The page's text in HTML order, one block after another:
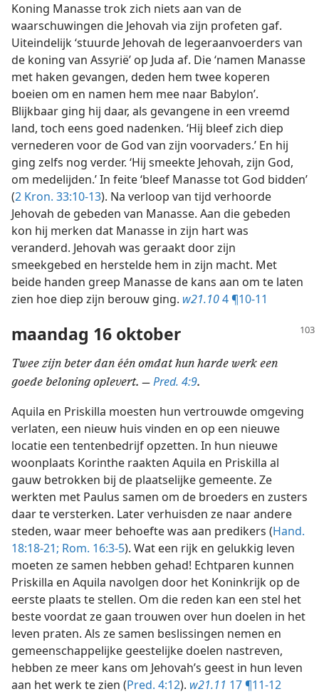
Koning Manasse trok zich niets aan van de
waarschuwingen die Jehovah via zijn profeten gaf.
Uiteindelijk ‘stuurde Jehovah de legeraanvoerders van
de koning van Assyrië’ op Juda af. Die ‘namen Manasse
met haken gevangen, deden hem twee koperen
boeien om en namen hem mee naar Babylon’.
Blijkbaar ging hij daar, als gevangene in een vreemd
land, toch eens goed nadenken. ‘Hij bleef zich diep
vernederen voor de God van zijn voorvaders.’ En hij
ging zelfs nog verder. ‘Hij smeekte Jehovah, zijn God,
om medelijden.’ In feite ‘bleef Manasse tot God bidden’
(2 Kron. 33:10-13). Na verloop van tijd verhoorde
Jehovah de gebeden van Manasse. Aan die gebeden
kon hij merken dat Manasse in zijn hart was
veranderd. Jehovah was geraakt door zijn
smeekgebed en herstelde hem in zijn macht. Met
beide handen greep Manasse de kans aan om te laten
zien hoe diep zijn berouw ging. w21.104 ¶10-11
maandag 16 oktober
Twee zijn beter dan één omdat hun harde werk een
goede beloning oplevert. — Pred. 4:9.
Aquila en Priskilla moesten hun vertrouwde omgeving
verlaten, een nieuw huis vinden en op een nieuwe
locatie een tentenbedrijf opzetten. In hun nieuwe
woonplaats Korinthe raakten Aquila en Priskilla al
gauw betrokken bij de plaatselijke gemeente. Ze
werkten met Paulus samen om de broeders en zusters
daar te versterken. Later verhuisden ze naar andere
steden, waar meer behoefte was aan predikers (Hand.
18:18-21; Rom. 16:3-5). Wat een rijk en gelukkig leven
moeten ze samen hebben gehad! Echtparen kunnen
Priskilla en Aquila navolgen door het Koninkrijk op de
eerste plaats te stellen. Om die reden kan een stel het
beste voordat ze gaan trouwen over hun doelen in het
leven praten. Als ze samen beslissingen nemen en
gemeenschappelijke geestelijke doelen nastreven,
hebben ze meer kans om Jehovah’s geest in hun leven
aan het werk te zien (Pred. 4:12). w21.11 17 ¶11-12